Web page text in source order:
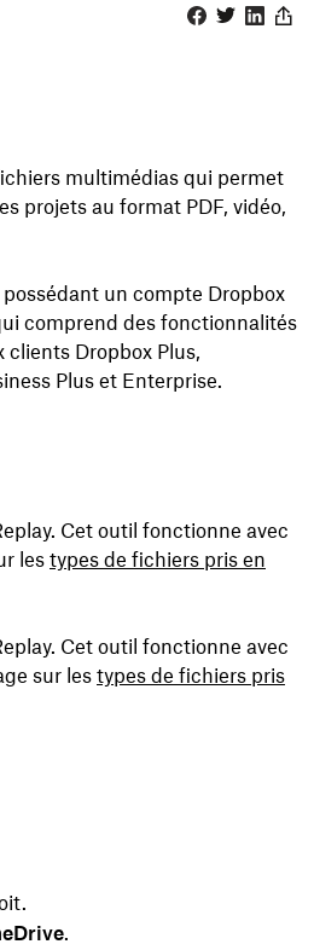
multimédias qui permet
projets au format PDF, vidéo,
un compte Dropbox
comprend des fonctionnalités
clients Dropbox Plus,
Plus et Enterprise.
Cet outil fonctionne avec
les types de fichiers pris en
Cet outil fonctionne avec
sur les types de fichiers pris
.